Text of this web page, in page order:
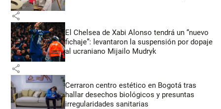
share
El Chelsea de Xabi Alonso tendrá un “nuevo
fichaje”: levantaron la suspensión por dopaje
al ucraniano Mijailo Mudryk
share
Cerraron centro estético en Bogotá tras
hallar desechos biológicos y presuntas
irregularidades sanitarias